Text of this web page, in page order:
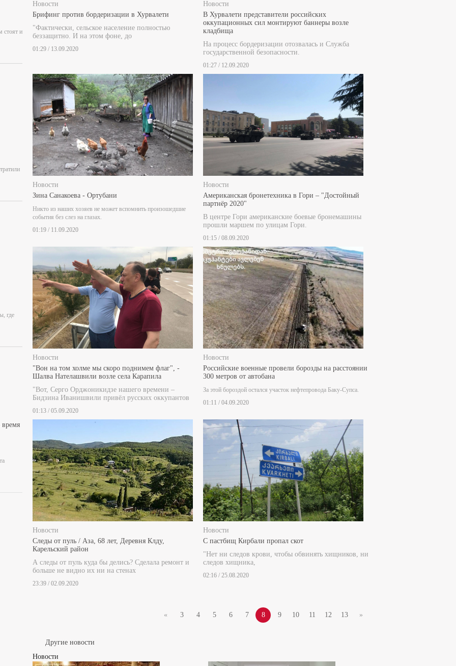
стоят и
где
Новости
Брифинг против бордеризации в Хурвалети
"Фактически, сельское население полностью
беззащитно. И на этом фоне, до
01:29 / 13.09.2020
Новости
В Хурвалети представители российских
оккупационных сил монтируют баннеры возле
кладбища
На процесс бордеризации отозвалась и Служба
государственной безопасности.
01:27 / 12.09.2020
Новости
Зина Санакоева - Ортубани
Никто из наших хозяев не может вспомнить произошедшие
события без слез на глазах.
01:19 / 11.09.2020
Новости
Американская бронетехника в Гори – "Достойный
партнёр 2020"
В центре Гори американские боевые бронемашины
прошли маршем по улицам Гори.
01:15 / 08.09.2020
Новости
"Вон на том холме мы скоро поднимем флаг", -
Шалва Нателашвили возле села Карапила
"Вот, Серго Орджоникидзе нашего времени –
Бидзина Иванишвили привёл русских оккупантов
01:13 / 05.09.2020
Новости
Российские военные провели борозды на расстоянии
300 метров от автобана
За этой бороздой остался участок нефтепровода Баку-Супса.
01:11 / 04.09.2020
Новости
Следы от пуль / Аза, 68 лет, Деревня Клду,
Карельский район
А следы от пуль куда бы делись? Сделала ремонт и
больше не видно их ни на стенах
23:39 / 02.09.2020
Новости
С пастбищ Кирбали пропал скот
"Нет ни следов крови, чтобы обвинять хищников, ни
следов хищника,
02:16 / 25.08.2020
« 3 4 5 6 7 8 9 10 11 12 13 »
Другие новости
Новости